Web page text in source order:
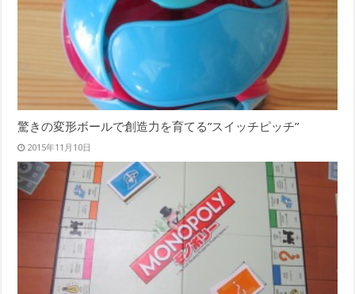
驚きの変形ボールで創造力を育てる”スイッチピッチ”
2015年11月10日